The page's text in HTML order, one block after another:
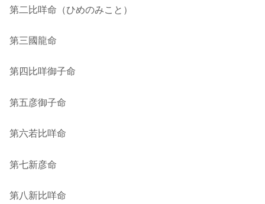
第二比咩命（ひめのみこと）
第三國龍命
第四比咩御子命
第五彦御子命
第六若比咩命
第七新彦命
第八新比咩命